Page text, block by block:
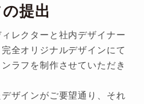
提出
レクターと社内デザイナー
全オリジナルデザインにて
ラフを制作させていただき
ザインがご要望通り、それ